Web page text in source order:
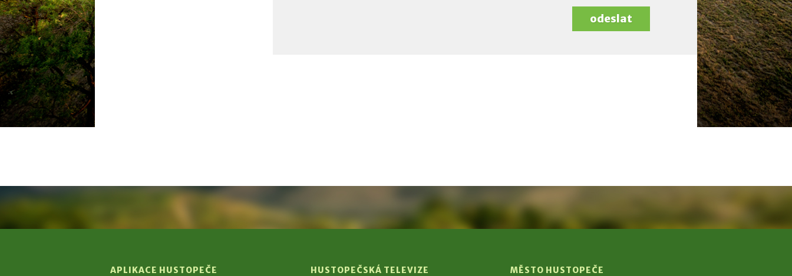
odeslat
APLIKACE HUSTOPEČE
HUSTOPEČSKÁ TELEVIZE
MĚSTO HUSTOPEČE